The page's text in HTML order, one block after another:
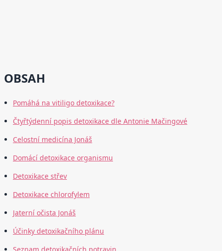
OBSAH
Pomáhá na vitiligo detoxikace?
Čtyřtýdenní popis detoxikace dle Antonie Mačingové
Celostní medicína Jonáš
Domácí detoxikace organismu
Detoxikace střev
Detoxikace chlorofylem
Jaterní očista Jonáš
Účinky detoxikačního plánu